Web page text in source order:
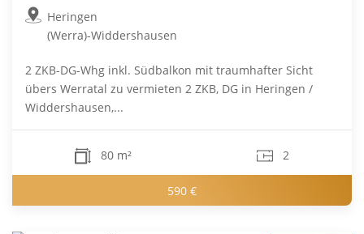
Heringen
(Werra)-Widdershausen
2 ZKB-DG-Whg inkl. Südbalkon mit traumhafter Sicht
übers Werratal zu vermieten 2 ZKB, DG in Heringen /
Widdershausen,...
80 m² 2
590 €